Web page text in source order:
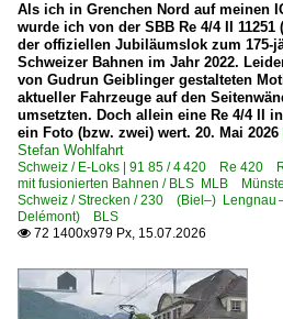
Als ich in Grenchen Nord auf meinen
wurde ich von der SBB Re 4/4 II 11251
der offiziellen Jubiläumslok zum 175-
Schweizer Bahnen im Jahr 2022.
von Gudrun Geiblinger gestalteten
aktueller Fahrzeuge auf den
umsetzten. Doch allein eine Re 4/4 II
ein Foto (bzw. zwei) wert. 20. Mai 2026
Stefan Wohlfahrt
Schweiz / E-Loks | 91 85 / 4 420 Re 420
mit fusionierten Bahnen / BLS MLB
Schweiz / Strecken / 230 (Biel–) Lengnau
Delémont) BLS
 72 1400x979 Px, 15.07.2026